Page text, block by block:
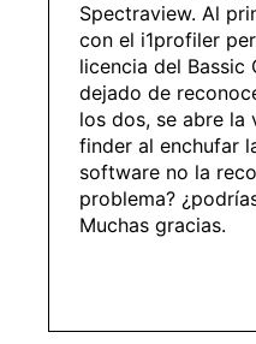
Spectraview. Al
con el i1profiler
licencia del Bassic
dejado de
los dos, se abre la
finder al enchufar
software no la
problema?
Muchas gracias.